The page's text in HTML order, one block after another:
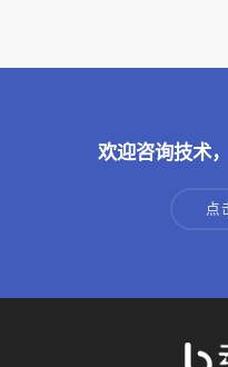
欢迎咨询技术
点